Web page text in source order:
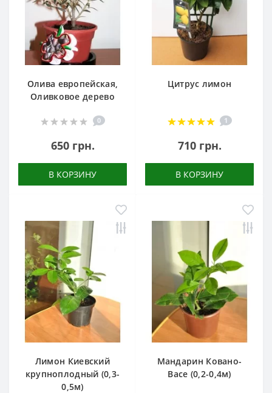
Олива европейская,
Оливковое дерево
0
650 грн.
В КОРЗИНУ
Цитрус лимон
1
710 грн.
В КОРЗИНУ
Лимон Киевский
крупноплодный (0,3-
0,5м)
Мандарин Ковано-
Васе (0,2-0,4м)